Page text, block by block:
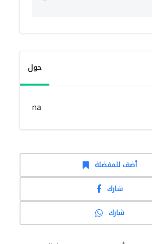
حول
na
أضف للمفضلة
شارك
شارك